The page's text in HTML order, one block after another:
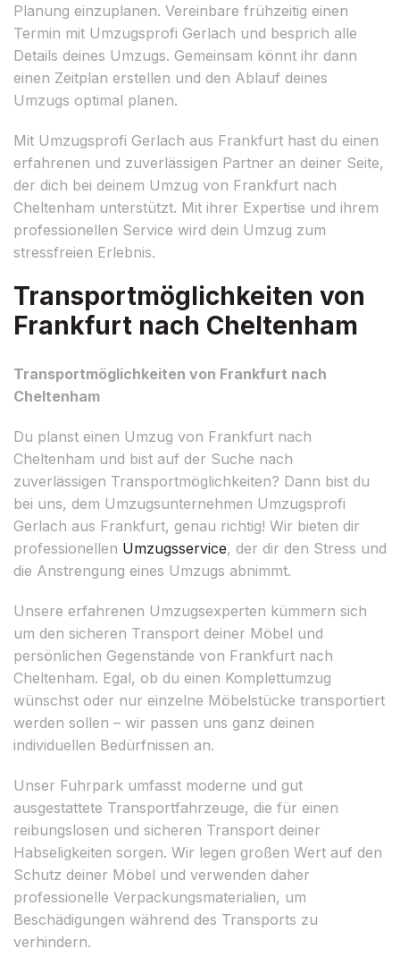
Planung einzuplanen. Vereinbare frühzeitig einen
Termin mit Umzugsprofi Gerlach und besprich alle
Details deines Umzugs. Gemeinsam könnt ihr dann
einen Zeitplan erstellen und den Ablauf deines
Umzugs optimal planen.
Mit Umzugsprofi Gerlach aus Frankfurt hast du einen
erfahrenen und zuverlässigen Partner an deiner Seite,
der dich bei deinem Umzug von Frankfurt nach
Cheltenham unterstützt. Mit ihrer Expertise und ihrem
professionellen Service wird dein Umzug zum
stressfreien Erlebnis.
Transportmöglichkeiten von
Frankfurt nach Cheltenham
Transportmöglichkeiten von Frankfurt nach
Cheltenham
Du planst einen Umzug von Frankfurt nach
Cheltenham und bist auf der Suche nach
zuverlässigen Transportmöglichkeiten? Dann bist du
bei uns, dem Umzugsunternehmen Umzugsprofi
Gerlach aus Frankfurt, genau richtig! Wir bieten dir
professionellen Umzugsservice, der dir den Stress und
die Anstrengung eines Umzugs abnimmt.
Unsere erfahrenen Umzugsexperten kümmern sich
um den sicheren Transport deiner Möbel und
persönlichen Gegenstände von Frankfurt nach
Cheltenham. Egal, ob du einen Komplettumzug
wünschst oder nur einzelne Möbelstücke transportiert
werden sollen – wir passen uns ganz deinen
individuellen Bedürfnissen an.
Unser Fuhrpark umfasst moderne und gut
ausgestattete Transportfahrzeuge, die für einen
reibungslosen und sicheren Transport deiner
Habseligkeiten sorgen. Wir legen großen Wert auf den
Schutz deiner Möbel und verwenden daher
professionelle Verpackungsmaterialien, um
Beschädigungen während des Transports zu
verhindern.